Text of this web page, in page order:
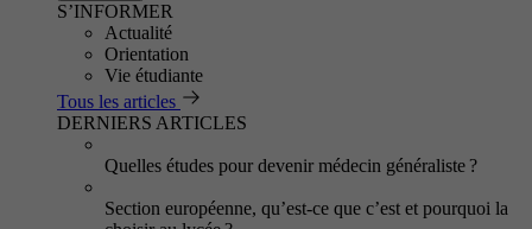
S’INFORMER
Actualité
Orientation
Vie étudiante
Tous les articles
DERNIERS ARTICLES
Quelles études pour devenir médecin généraliste ?
Section européenne, qu’est-ce que c’est et pourquoi la